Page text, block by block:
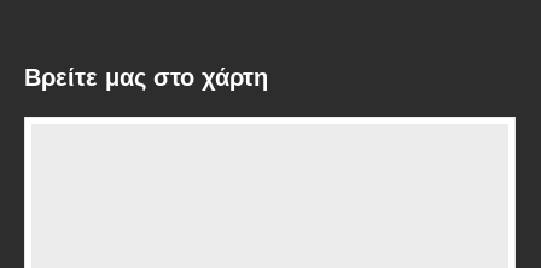
Βρείτε μας στο χάρτη